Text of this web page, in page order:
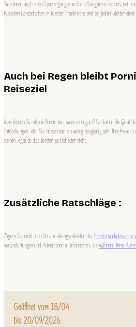
Sie können auch einen Spaziergang durch die Salzgärten machen, mit
typischen Landschaften im Westen Frankreichs sind bei jedem Wetter
Auch bei Regen bleibt
Reiseziel
Was können Sie also in Pornic tun, wenn es regnet? Sie haben die Qual
Entdeckungen, etc. Sie müssen nur ein wenig neugierig sein. Ihre Reise
bleiben, egal ob das Wetter gut ist oder nicht.
Zusätzliche Ratschläge :
Zögern Sie nicht, den Veranstaltungskalender desFremdenverkehrsamtes
Veranstaltungen und Animationen zu informieren, diewährend Ihres
Geöffnet vom 18/04
bis 20/09/2026